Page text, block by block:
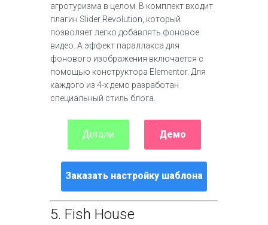
агротуризма в целом. В комплект входит
плагин Slider Revolution, который
позволяет легко добавлять фоновое
видео. А эффект параллакса для
фонового изображения включается с
помощью конструктора Elementor. Для
каждого из 4-х демо разработан
специальный стиль блога.
Детали Демо
Заказать настройку шаблона
5. Fish House